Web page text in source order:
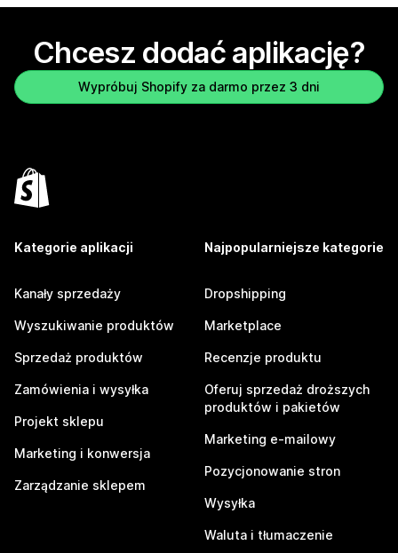
Chcesz dodać aplikację?
Wypróbuj Shopify za darmo przez 3 dni
Kategorie aplikacji
Kanały sprzedaży
Wyszukiwanie produktów
Sprzedaż produktów
Zamówienia i wysyłka
Projekt sklepu
Marketing i konwersja
Zarządzanie sklepem
Najpopularniejsze kategorie
Dropshipping
Marketplace
Recenzje produktu
Oferuj sprzedaż droższych
produktów i pakietów
Marketing e-mailowy
Pozycjonowanie stron
Wysyłka
Waluta i tłumaczenie